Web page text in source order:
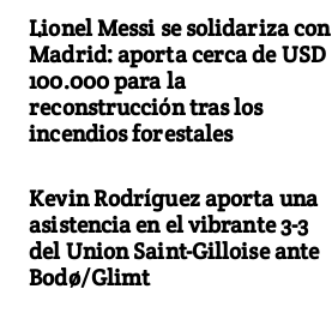
Lionel Messi se solidariza con
Madrid: aporta cerca de USD
100.000 para la
reconstrucción tras los
incendios forestales
Kevin Rodríguez aporta una
asistencia en el vibrante 3-3
del Union Saint-Gilloise ante
Bodø/Glimt